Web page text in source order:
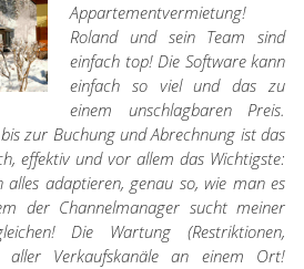
Appartementvermietung!
Roland und sein Team sind
einfach top! Die Software kann
einfach so viel und das zu
einem unschlagbaren Preis.
zur Buchung und Abrechnung ist das
effektiv und vor allem das Wichtigste:
adaptieren, genau so, wie man es
der Channelmanager sucht meiner
Die Wartung (Restriktionen,
aller Verkaufskanäle an einem Ort!